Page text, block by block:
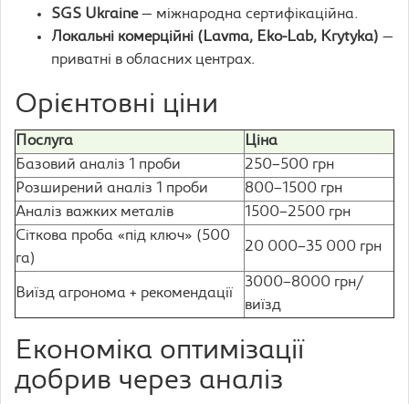
SGS Ukraine— міжнародна сертифікаційна.
Локальні комерційні (Lavma, Eko-Lab, Krytyka) —
приватні в обласних центрах.
Орієнтовні ціни
Послуга
Ціна
Базовий аналіз 1 проби
250–500 грн
Розширений аналіз 1 проби
800–1500 грн
Аналіз важких металів
1500–2500 грн
Сіткова проба «під ключ» (500
га)
20 000–35 000 грн
Виїзд агронома + рекомендації
3000–8000 грн/
виїзд
Економіка оптимізації
добрив через аналіз